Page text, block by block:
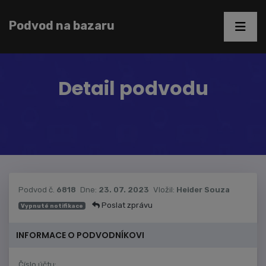
Podvod na bazaru
Detail podvodu
Podvod č. 6818 Dne: 23. 07. 2023 Vložil: Heider Souza
Vypnuté notifikace Poslat zprávu
INFORMACE O PODVODNÍKOVI